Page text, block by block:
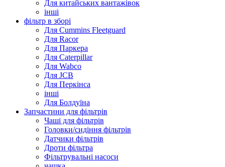
Для китайських вантажівок
інші
фільтр в зборі
Для Cummins Fleetguard
Для Racor
Для Паркера
Для Caterpillar
Для Wabco
Для JCB
Для Перкінса
інші
Для Болдуїна
Запчастини для фільтрів
Чаші для фільтрів
Головки/сидіння фільтрів
Датчики фільтрів
Дроти фільтра
Фільтрувальні насоси